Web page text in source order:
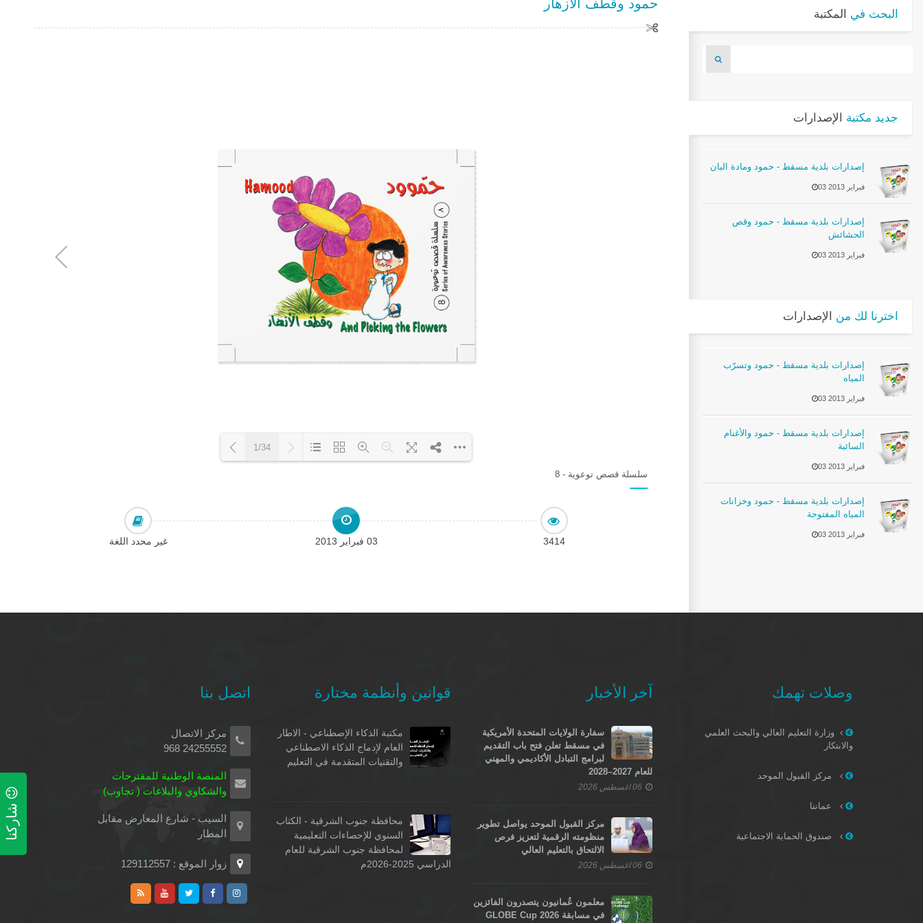
حمود وقطف الأزهار
1/34
سلسلة قصص توعوية - 8
3414 03 فبراير 2013 غير محدد اللغة
البحث في المكتبة
جديد مكتبة الإصدارات
إصدارات بلدية مسقط - حمود ومادة البان
03 فبراير 2013
إصدارات بلدية مسقط - حمود وقص
الحشائش
03 فبراير 2013
اخترنا لك من الإصدارات
إصدارات بلدية مسقط - حمود وتسرّب
المياه
03 فبراير 2013
إصدارات بلدية مسقط - حمود والأغنام
السائبة
03 فبراير 2013
إصدارات بلدية مسقط - حمود وخزانات
المياه المفتوحة
03 فبراير 2013
وصلات تهمك
وزارة التعليم العالي والبحث العلمي
والابتكار
مركز القبول الموحد
عماننا
صندوق الحماية الاجتماعية
آخر الأخبار
سفارة الولايات المتحدة الأمريكية
في مسقط تعلن فتح باب التقديم
لبرامج التبادل الأكاديمي والمهني
للعام 2027–2028
06 اغسطس 2026
مركز القبول الموحد يواصل تطوير
منظومته الرقمية لتعزيز فرص
الالتحاق بالتعليم العالي
06 اغسطس 2026
معلمون عُمانيون يتصدرون الفائزين
في مسابقة GLOBE Cup 2026
قوانين وأنظمة مختارة
مكتبة الذكاء الإصطناعي - الاطار
العام لإدماج الذكاء الاصطناعي
والتقنيات المتقدمة في التعليم
محافظة جنوب الشرقية - الكتاب
السنوي للإحصاءات التعليمية
لمحافظة جنوب الشرقية للعام
الدراسي 2025-2026م
اتصل بنا
مركز الاتصال
24255552 968
المنصة الوطنية للمقترحات
والشكاوي والبلاغات ( تجاوب)
السيب - شارع المعارض مقابل
المطار
زوار الموقع : 129112557
شاركنا